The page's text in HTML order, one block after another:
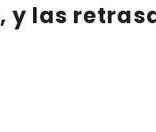
, y las